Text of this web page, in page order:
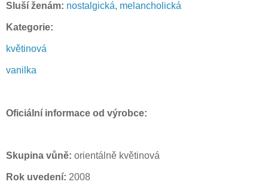
Sluší ženám: nostalgická, melancholická
Kategorie:
květinová
vanilka
Oficiální informace od výrobce:
Skupina vůně: orientálně květinová
Rok uvedení: 2008